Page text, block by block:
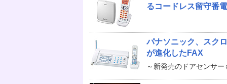
るコードレス留守番
パナソニック、スク
が進化したFAX
～新発売のドアセンサー